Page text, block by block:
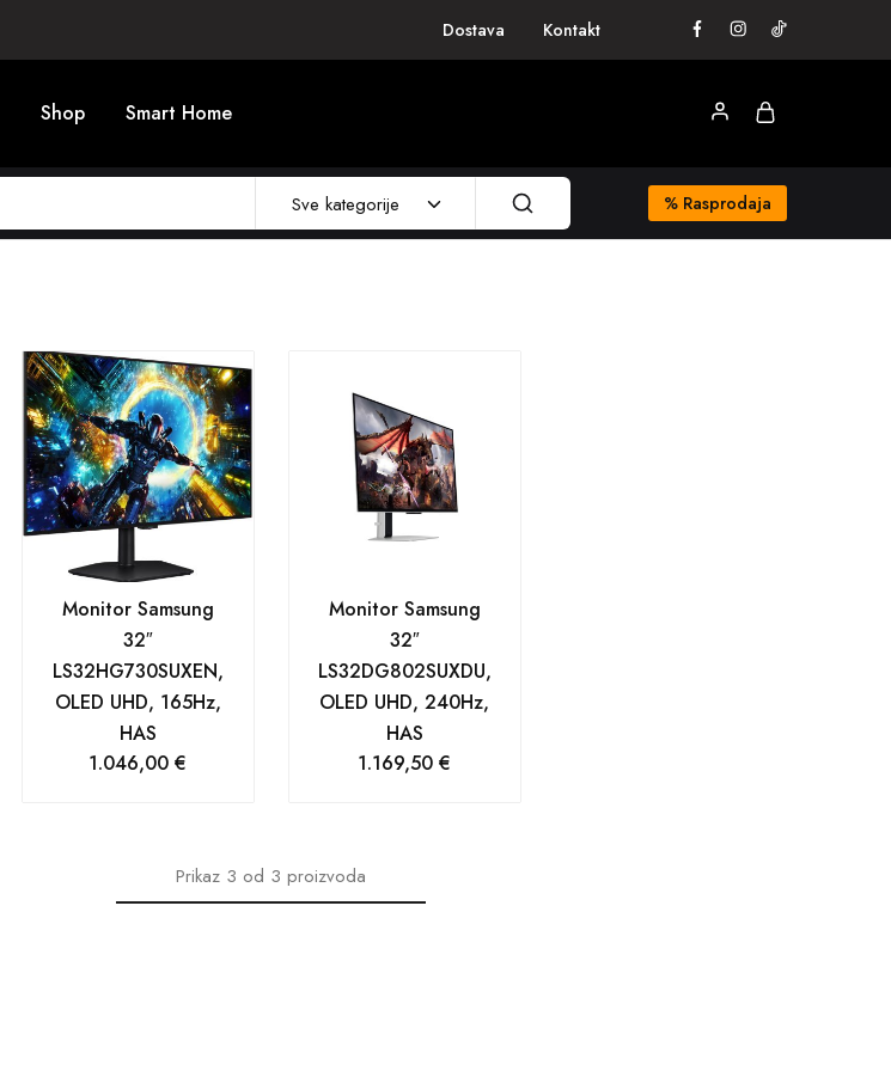
Dostava Kontakt
Shop Smart Home
Sve kategorije % Rasprodaja
Monitor Samsung
32″
LS32HG730SUXEN,
OLED UHD, 165Hz,
HAS
1.046,00€
Monitor Samsung
32″
LS32DG802SUXDU,
OLED UHD, 240Hz,
HAS
1.169,50€
Prikaz 3od 3proizvoda